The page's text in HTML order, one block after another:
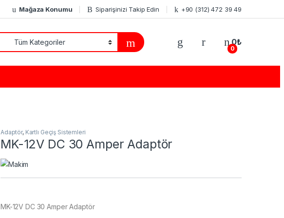
Mağaza Konumu Siparişinizi Takip Edin +90 (312) 472 39 49
0
0₺
Adaptör, Kartlı Geçiş Sistemleri
MK-12V DC 30 Amper Adaptör
MK-12V DC 30 Amper Adaptör